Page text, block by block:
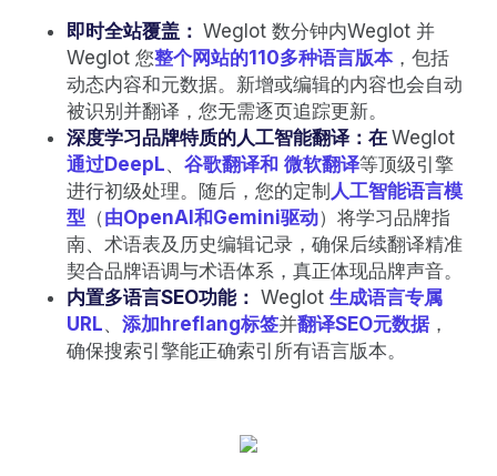
即时全站覆盖： Weglot 数分钟内Weglot 并
Weglot 您整个网站的110多种语言版本，包括
动态内容和元数据。新增或编辑的内容也会自动
被识别并翻译，您无需逐页追踪更新。
深度学习品牌特质的人工智能翻译：在 Weglot
通过DeepL、 谷歌翻译和 微软翻译等顶级引擎
进行初级处理。随后，您的定制 人工智能语言模
型 （由OpenAI和Gemini驱动）将学习品牌指
南、术语表及历史编辑记录，确保后续翻译精准
契合品牌语调与术语体系，真正体现品牌声音。
内置多语言SEO功能： Weglot 生成语言专属
URL、 添加hreflang标签并翻译SEO元数据，
确保搜索引擎能正确索引所有语言版本。